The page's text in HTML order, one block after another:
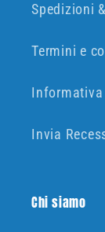
Spedizioni
Termini e
Invia
Chi siamo